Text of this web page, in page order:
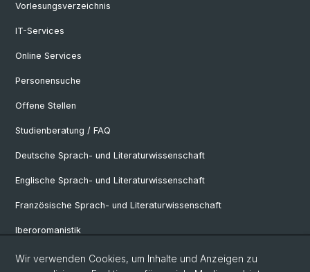
Vorlesungsverzeichnis
IT-Services
Online Services
Personensuche
Offene Stellen
Studienberatung / FAQ
Deutsche Sprach- und Literaturwissenschaft
Englische Sprach- und Literaturwissenschaft
Französische Sprach- und Literaturwissenschaft
Iberoromanistik
Italianistik
Wir verwenden Cookies, um Inhalte und Anzeigen zu